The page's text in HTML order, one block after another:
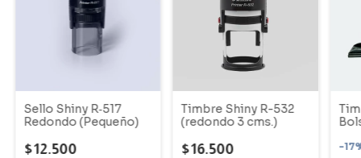
Sello Shiny R‑517
Redondo (Pequeño)
$12.500
Timbre Shiny R-532
(redondo 3 cms.)
$16.500 -17